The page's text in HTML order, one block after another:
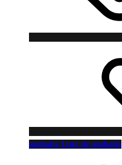
souhaits Liste de souhaits